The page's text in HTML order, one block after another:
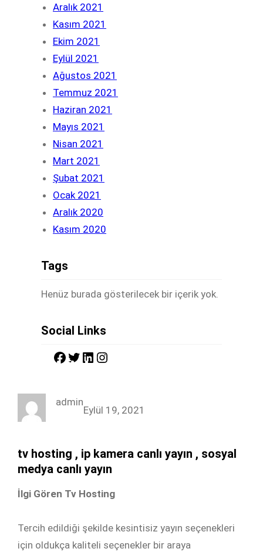
Aralık 2021
Kasım 2021
Ekim 2021
Eylül 2021
Ağustos 2021
Temmuz 2021
Haziran 2021
Mayıs 2021
Nisan 2021
Mart 2021
Şubat 2021
Ocak 2021
Aralık 2020
Kasım 2020
Tags
Henüz burada gösterilecek bir içerik yok.
Social Links
F
e
o
T
t
r
L
k
I
n
t
r
m
admin
Eylül 19, 2021
tv hosting , ip kamera canlı yayın , sosyal
medya canlı yayın
İlgi Gören Tv Hosting
Tercih edildiği şekilde kesintisiz yayın seçenekleri
için oldukça kaliteli seçenekler bir araya